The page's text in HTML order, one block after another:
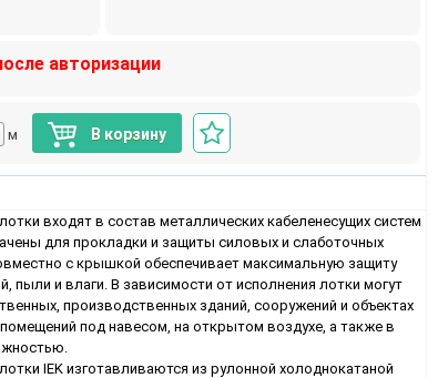
авторизации
м В корзину
входят в состав металлических кабеленесущих систем
для прокладки и защиты силовых и слаботочных
с крышкой обеспечивает максимальную защиту
пыли и влаги. В зависимости от исполнения лотки могут
производственных зданий, сооружений и объектах
под навесом, на открытом воздухе, а также в
IEK изготавливаются из рулонной холоднокатаной